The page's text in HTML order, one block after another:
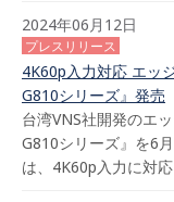
2024年06月12日
プレスリリース
4K60p入力対応 エッ
G810シリーズ』発売
台湾VNS社開発のエ
G810シリーズ』を6
は、4K60p入力に対